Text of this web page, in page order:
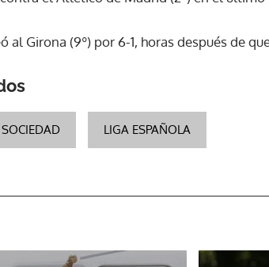
al Girona (9º) por 6-1, horas después de
SOCIEDAD LIGA ESPAÑOLA